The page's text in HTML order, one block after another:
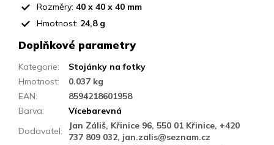
Rozměry: 40 x 40 x 40 mm
Hmotnost: 24,8 g
Doplňkové parametry
Kategorie:
Stojánky na fotky
Hmotnost:
0.037 kg
EAN:
8594218601958
Barva:
Vícebarevná
Dodavatel:
Jan Záliš, Křinice 96, 550 01 Křinice, +420
737 809 032, jan.zalis@seznam.cz